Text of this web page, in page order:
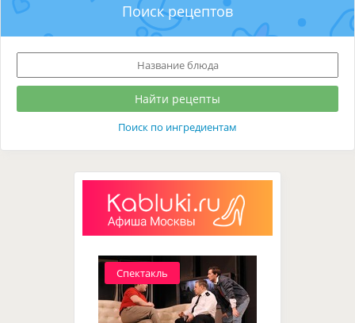
Поиск рецептов
Поиск по ингредиентам
Спектакль